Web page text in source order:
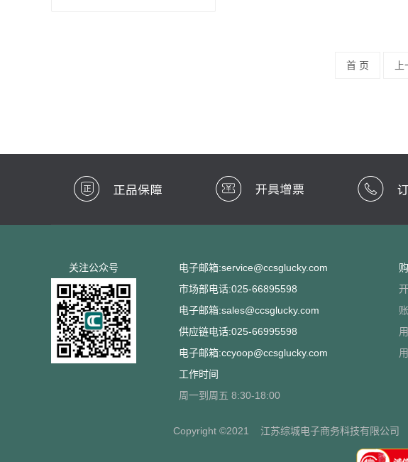
首 页
关注公众号
电子邮箱:service@ccsglucky.com
市场部电话:025-66895598
电子邮箱:sales@ccsglucky.com
供应链电话:025-66995598
电子邮箱:ccyoop@ccsglucky.com
工作时间
周一到周五 8:30-18:00
Copyright ©2021 江苏综城电子商务科技有限公司